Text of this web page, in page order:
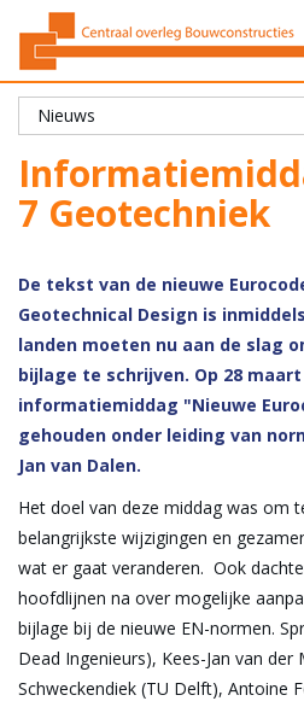
7 Geotechniek
De tekst van de nieuwe
Geotechnical Design is
landen moeten nu aan de slag
bijlage te schrijven. Op 28 maart
informatiemiddag "Nieuwe
gehouden onder leiding van
Jan van Dalen.
Het doel van deze middag was om
belangrijkste wijzigingen en
wat er gaat veranderen. Ook
hoofdlijnen na over mogelijke
bijlage bij de nieuwe EN-normen.
Dead Ingenieurs), Kees-Jan van
Schweckendiek (TU Delft), Antoine